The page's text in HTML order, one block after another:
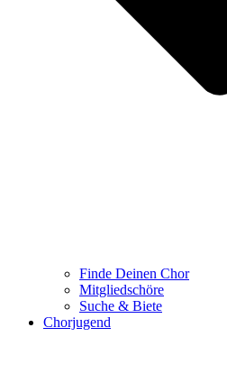
Finde Deinen Chor
Mitgliedschöre
Suche & Biete
Chorjugend